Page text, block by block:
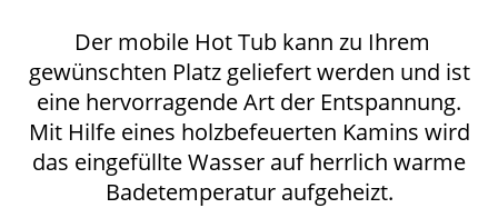
Der mobile Hot Tub kann zu Ihrem
gewünschten Platz geliefert werden und ist
eine hervorragende Art der Entspannung.
Mit Hilfe eines holzbefeuerten Kamins wird
das eingefüllte Wasser auf herrlich warme
Badetemperatur aufgeheizt.